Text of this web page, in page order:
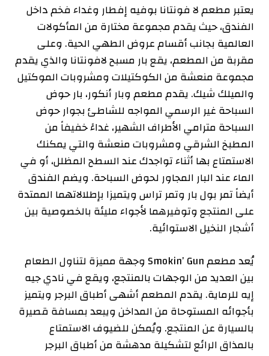
يعتبر مطعم لا فونتانا بوفيه إفطار وغداء فخم داخل
الفندق، حيث يقدم مجموعة مختارة من المأكولات
العالمية بجانب أقسام عروض الطهي الحية. وعلى
مقربة من المطعم، يقع بار مسبح لافونتانا والذي يقدم
مجموعة منعشة من الكوكتيلات ومشروبات الموكتيل
والميلك شيك. يقدم مطعم وبار أنكور، بار حوض
السباحة غير الرسمي المواجه للشاطئ بجوار حوض
السباحة مترامي الأطراف الشهير، غداءً خفيفاً من
المطبخ الشرقي ومشروبات منعشة والتي يمكنك
الاستمتاع بها أثناء تواجدك عند السطح المظلل، أو في
الماء عند البار المجاور لحوض السباحة. ويضم الفندق
أيضاً تمر بول بار وتمر تراس ويتميزا بإطلالاتهما الممتدة
على المنتجع وتوفيرهما لأجواء مليئة بالخصوصية بين
أشجار النخيل الاستوائية.
يُعد مطعم Smokin’ Gun وجهة مميزة لتناول الطعام
بين العديد من الوجهات بالمنتجع، ويقع في نادي جيه
إيه للرماية. يقدم المطعم أشهى أطباق البرجر ويتميز
بأجوائه المستوحاة من المداخن ويبعد بمسافة قصيرة
بالسيارة عن المنتجع. ويُمكن للضيوف الاستمتاع
بالمذاق الرائع لتشكيلة مدهشة من أطباق البرجر